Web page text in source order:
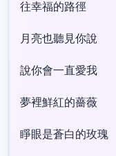
往幸福的路徑
月亮也聽見你說
說你會一直愛我
夢裡鮮紅的薔薇
睜眼是蒼白的玫瑰